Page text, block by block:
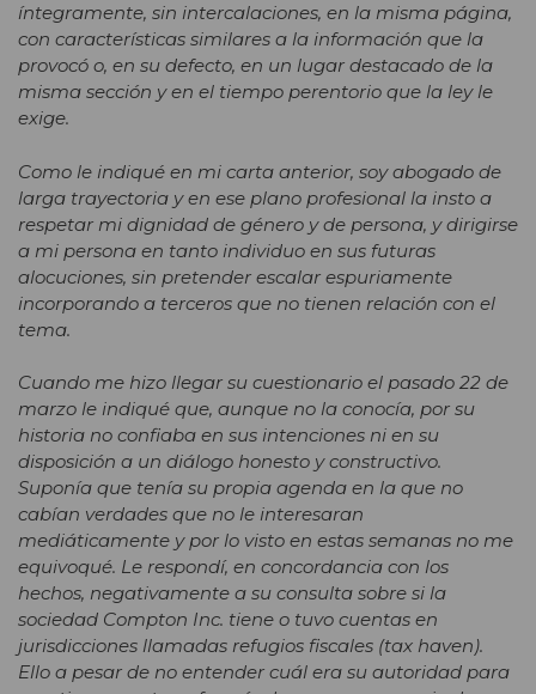
íntegramente, sin intercalaciones, en la misma página,
con características similares a la información que la
provocó o, en su defecto, en un lugar destacado de la
misma sección y en el tiempo perentorio que la ley le
exige.
Como le indiqué en mi carta anterior, soy abogado de
larga trayectoria y en ese plano profesional la insto a
respetar mi dignidad de género y de persona, y dirigirse
a mi persona en tanto individuo en sus futuras
alocuciones, sin pretender escalar espuriamente
incorporando a terceros que no tienen relación con el
tema.
Cuando me hizo llegar su cuestionario el pasado 22 de
marzo le indiqué que, aunque no la conocía, por su
historia no confiaba en sus intenciones ni en su
disposición a un diálogo honesto y constructivo.
Suponía que tenía su propia agenda en la que no
cabían verdades que no le interesaran
mediáticamente y por lo visto en estas semanas no me
equivoqué. Le respondí, en concordancia con los
hechos, negativamente a su consulta sobre si la
sociedad Compton Inc. tiene o tuvo cuentas en
jurisdicciones llamadas refugios fiscales (tax haven).
Ello a pesar de no entender cuál era su autoridad para